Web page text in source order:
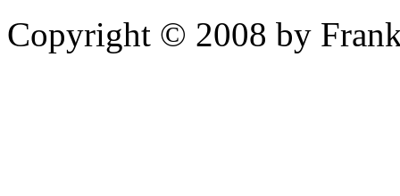
Copyright © 2008 by